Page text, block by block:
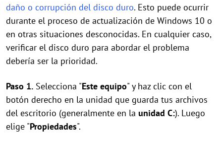
daño o corrupción del disco duro. Esto puede ocurrir
durante el proceso de actualización de Windows 10 o
en otras situaciones desconocidas. En cualquier caso,
verificar el disco duro para abordar el problema
debería ser la prioridad.
Paso 1. Selecciona "Este equipo" y haz clic con el
botón derecho en la unidad que guarda tus archivos
del escritorio (generalmente en la unidad C:). Luego
elige "Propiedades".